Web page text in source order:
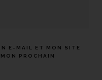
E-MAIL ET MON SITE
PROCHAIN